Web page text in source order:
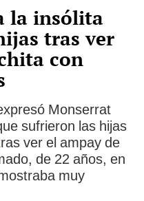
la insólita
tras ver
con
Monserrat
sufrieron las hijas
ver el ampay de
de 22 años, en
muy